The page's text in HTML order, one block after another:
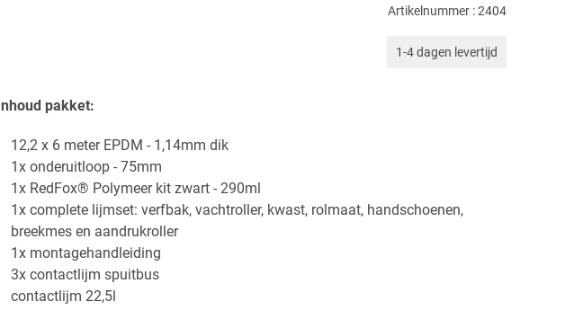
Artikelnummer : 2404
1-4 dagen levertijd
Inhoud p​akket:​
​12,2 x 6 meter EPDM - 1,14mm dik
1x onderuitloop - 75mm
1x RedFox® Polymeer kit zwart - 290ml
1x complete lijmset: verfbak, vachtroller, kwast, rolmaat, handschoenen,
breekmes en aandrukroller
1x montagehandleiding
3x contactlijm spuitbus
contactlijm 22,5l